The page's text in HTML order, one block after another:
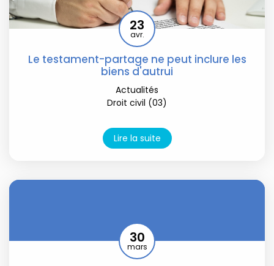
Le testament-partage ne peut inclure les
biens d'autrui
23
avr.
Actualités
Droit civil (03)
Lire la suite
30
mars